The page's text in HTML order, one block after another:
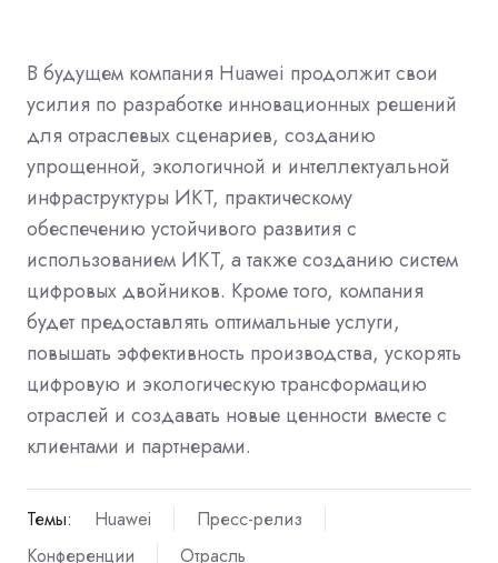
В будущем компания Huawei продолжит свои
усилия по разработке инновационных решений
для отраслевых сценариев, созданию
упрощенной, экологичной и интеллектуальной
инфраструктуры ИКТ, практическому
обеспечению устойчивого развития с
использованием ИКТ, а также созданию систем
цифровых двойников. Кроме того, компания
будет предоставлять оптимальные услуги,
повышать эффективность производства, ускорять
цифровую и экологическую трансформацию
отраслей и создавать новые ценности вместе с
клиентами и партнерами.
Темы: Huawei
Пресс-релиз
Конференции
Отрасль